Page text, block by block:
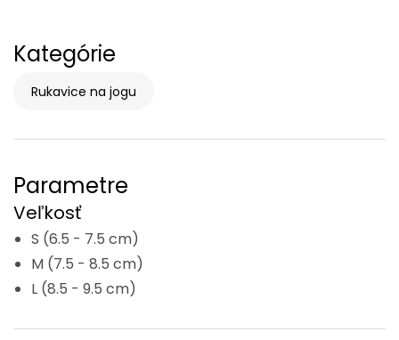
Kategórie
Rukavice na jogu
Parametre
Veľkosť
S (6.5 - 7.5 cm)
M (7.5 - 8.5 cm)
L (8.5 - 9.5 cm)